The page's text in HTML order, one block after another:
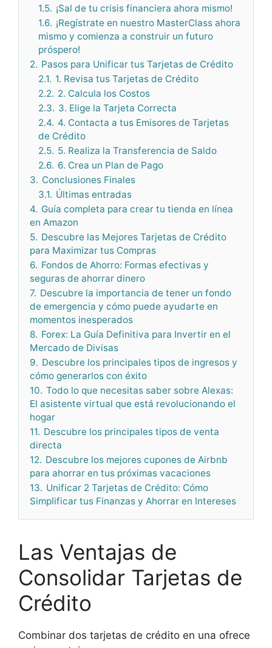
1.5. ¡Sal de tu crisis financiera ahora mismo!
1.6. ¡Regístrate en nuestro MasterClass ahora
mismo y comienza a construir un futuro
próspero!
2. Pasos para Unificar tus Tarjetas de Crédito
2.1. 1. Revisa tus Tarjetas de Crédito
2.2. 2. Calcula los Costos
2.3. 3. Elige la Tarjeta Correcta
2.4. 4. Contacta a tus Emisores de Tarjetas
de Crédito
2.5. 5. Realiza la Transferencia de Saldo
2.6. 6. Crea un Plan de Pago
3. Conclusiones Finales
3.1. Últimas entradas
4. Guía completa para crear tu tienda en línea
en Amazon
5. Descubre las Mejores Tarjetas de Crédito
para Maximizar tus Compras
6. Fondos de Ahorro: Formas efectivas y
seguras de ahorrar dinero
7. Descubre la importancia de tener un fondo
de emergencia y cómo puede ayudarte en
momentos inesperados
8. Forex: La Guía Definitiva para Invertir en el
Mercado de Divisas
9. Descubre los principales tipos de ingresos y
cómo generarlos con éxito
10. Todo lo que necesitas saber sobre Alexas:
El asistente virtual que está revolucionando el
hogar
11. Descubre los principales tipos de venta
directa
12. Descubre los mejores cupones de Airbnb
para ahorrar en tus próximas vacaciones
13. Unificar 2 Tarjetas de Crédito: Cómo
Simplificar tus Finanzas y Ahorrar en Intereses
Las Ventajas de
Consolidar Tarjetas de
Crédito
Combinar dos tarjetas de crédito en una ofrece